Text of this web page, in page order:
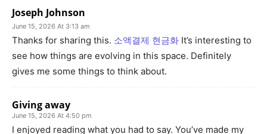
Joseph Johnson
June 15, 2026 At 3:13 am
Thanks for sharing this. 소액결제 현금화 It’s interesting to
see how things are evolving in this space. Definitely
gives me some things to think about.
Giving away
June 15, 2026 At 4:50 pm
I enjoyed reading what you had to say. You’ve made my